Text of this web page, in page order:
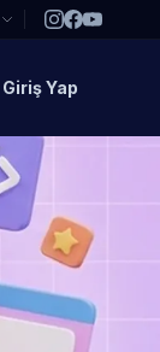
Giriş Yap